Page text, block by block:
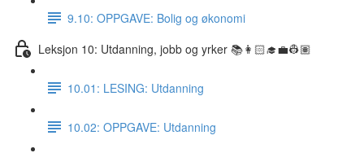
9.10: OPPGAVE: Bolig og økonomi
Leksjon 10: Utdanning, jobb og yrker 📚👩🏻‍🎓💼👷🏽
10.01: LESING: Utdanning
10.02: OPPGAVE: Utdanning